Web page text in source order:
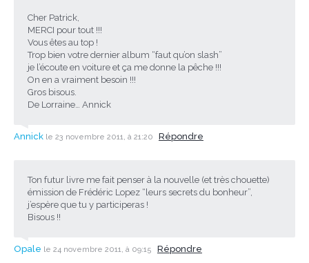
Cher Patrick,
MERCI pour tout !!!
Vous êtes au top !
Trop bien votre dernier album “faut qu’on slash”
je l’écoute en voiture et ça me donne la pêche !!!
On en a vraiment besoin !!!
Gros bisous.
De Lorraine… Annick
Annick le 23 novembre 2011, à 21:20 Répondre
Ton futur livre me fait penser à la nouvelle (et très chouette)
émission de Frédéric Lopez “leurs secrets du bonheur”,
j’espère que tu y participeras !
Bisous !!
Opale le 24 novembre 2011, à 09:15 Répondre